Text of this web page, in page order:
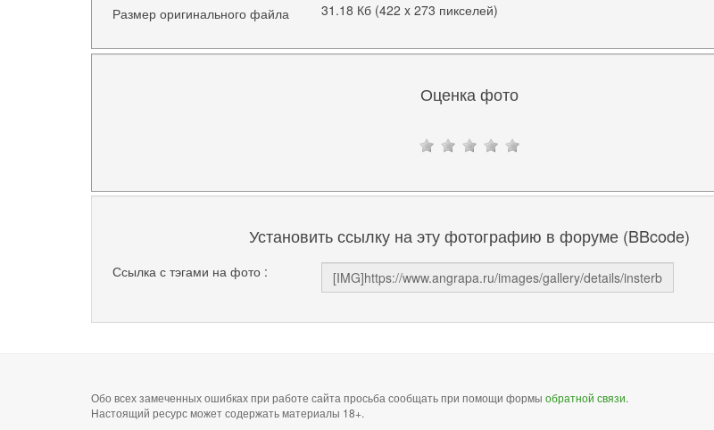
Размер оригинального файла 31.18 Кб (422 x 273 пикселей)
Оценка фото
Установить ссылку на эту фотографию в форуме (BBcode)
Ссылка с тэгами на фото :
Обо всех замеченных ошибках при работе сайта просьба сообщать при помощи формы обратной связи.
Настоящий ресурс может содержать материалы 18+.